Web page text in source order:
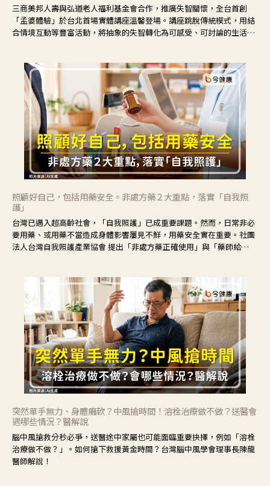
三商美邦人壽與弘道老人福利基金會合作，推廣失智關懷，全台首創
「孟婆體驗」於台北首場實體講座溫馨登場。講座跳脫傳統模式，用結
合情境互動等豐富活動，將抽象的失智轉化為可感受、可討論的生活情
照顧好自己，包括用藥安全。非處方藥２大重點，落實「自我照
護」
台灣已邁入超高齡社會，「自我照護」已成重要課題。然而，日常非必
要用藥、或用藥不當造成身體影響屢見不鮮，用藥安全實在重要。社團
法人台灣自我照護產業協會 提出「非處方藥正確使用」與「藥師給
突然單手無力、身體癱軟？中風搶時間！溶栓治療做不做？送醫會
遇哪些情況？醫解說
腦中風搶救分秒必爭，送醫途中家屬也可能面臨重要抉擇，例如「溶栓
治療做不做？」。如何搶下救援黃金時間？台灣腦中風學會理事長陳龍
醫師解說！